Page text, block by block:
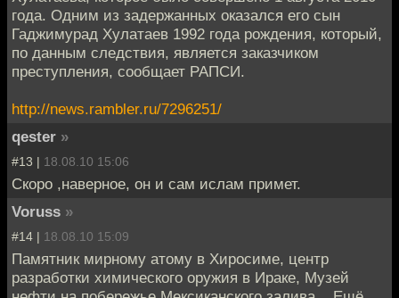
года. Одним из задержанных оказался его сын
Гаджимурад Хулатаев 1992 года рождения, который,
по данным следствия, является заказчиком
преступления, сообщает РАПСИ.
http://news.rambler.ru/7296251/
qester »
#13 | 18.08.10 15:06
Скоро ,наверное, он и сам ислам примет.
Voruss »
#14 | 18.08.10 15:09
Памятник мирному атому в Хиросиме, центр
разработки химического оружия в Ираке, Музей